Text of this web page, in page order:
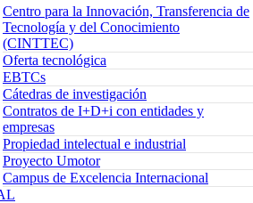
Centro para la Innovación, Transferencia de
Tecnología y del Conocimiento
(CINTTEC)
Oferta tecnológica
EBTCs
Cátedras de investigación
Contratos de I+D+i con entidades y
empresas
Propiedad intelectual e industrial
Proyecto Umotor
Campus de Excelencia Internacional